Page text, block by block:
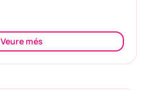
Veure més